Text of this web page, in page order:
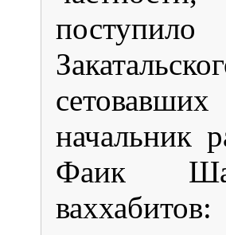
начальник
Фаик